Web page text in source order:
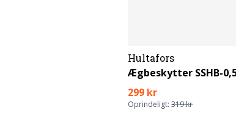
Hultafors
Ægbeskytter SSHB-
299 kr
Oprindeligt:319 kr